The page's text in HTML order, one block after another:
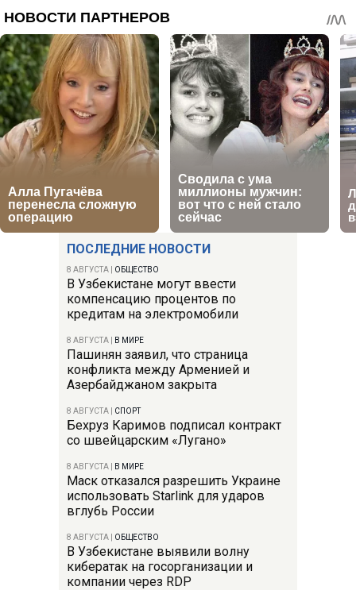
ПОСЛЕДНИЕ НОВОСТИ
8 АВГУСТА ОБЩЕСТВО
В Узбекистане могут ввести
компенсацию процентов по
кредитам на электромобили
8 АВГУСТА В МИРЕ
Пашинян заявил, что страница
конфликта между Арменией и
Азербайджаном закрыта
8 АВГУСТА СПОРТ
Бехруз Каримов подписал контракт
со швейцарским «Лугано»
8 АВГУСТА В МИРЕ
Маск отказался разрешить Украине
использовать Starlink для ударов
вглубь России
8 АВГУСТА ОБЩЕСТВО
В Узбекистане выявили волну
кибератак на госорганизации и
компании через RDP